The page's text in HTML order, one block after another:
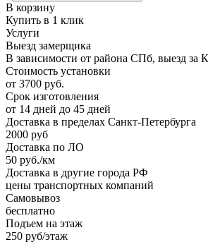
В корзину
Купить в 1 клик
Услуги
Выезд замерщика
В зависимости от района СПб, выезд за
Стоимость установки
от 3700 руб.
Срок изготовления
от 14 дней до 45 дней
Доставка в пределах Санкт-Петербурга
2000 руб
Доставка по ЛО
50 руб./км
Доставка в другие города РФ
цены транспортных компаний
Самовывоз
бесплатно
Подъем на этаж
250 руб/этаж